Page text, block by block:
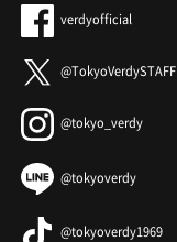
verdyofficial
@TokyoVerdySTAFF
@tokyo_verdy
@tokyoverdy
@tokyoverdy1969